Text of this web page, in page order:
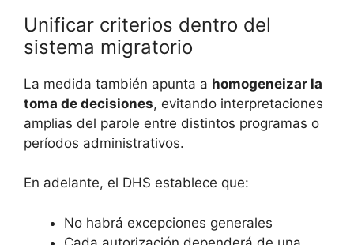
Unificar criterios dentro del
sistema migratorio
La medida también apunta a homogeneizar la
toma de decisiones, evitando interpretaciones
amplias del parole entre distintos programas o
períodos administrativos.
En adelante, el DHS establece que:
No habrá excepciones generales